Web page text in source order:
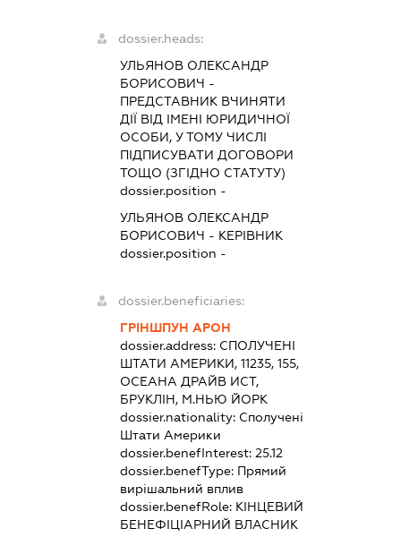
dossier.heads:
УЛЬЯНОВ ОЛЕКСАНДР
БОРИСОВИЧ -
ПРЕДСТАВНИК ВЧИНЯТИ
ДІЇ ВІД ІМЕНІ ЮРИДИЧНОЇ
ОСОБИ, У ТОМУ ЧИСЛІ
ПІДПИСУВАТИ ДОГОВОРИ
ТОЩО (ЗГІДНО СТАТУТУ)
dossier.position -
УЛЬЯНОВ ОЛЕКСАНДР
БОРИСОВИЧ - КЕРІВНИК
dossier.position -
dossier.beneficiaries:
ГРІНШПУН АРОН
dossier.address: СПОЛУЧЕНІ
ШТАТИ АМЕРИКИ, 11235, 155,
ОСЕАНА ДРАЙВ ИСТ,
БРУКЛІН, М.НЬЮ ЙОРК
dossier.nationality: Сполучені
Штати Америки
dossier.benefInterest:25.12
dossier.benefType: Прямий
вирішальний вплив
dossier.benefRole: КІНЦЕВИЙ
БЕНЕФІЦІАРНИЙ ВЛАСНИК